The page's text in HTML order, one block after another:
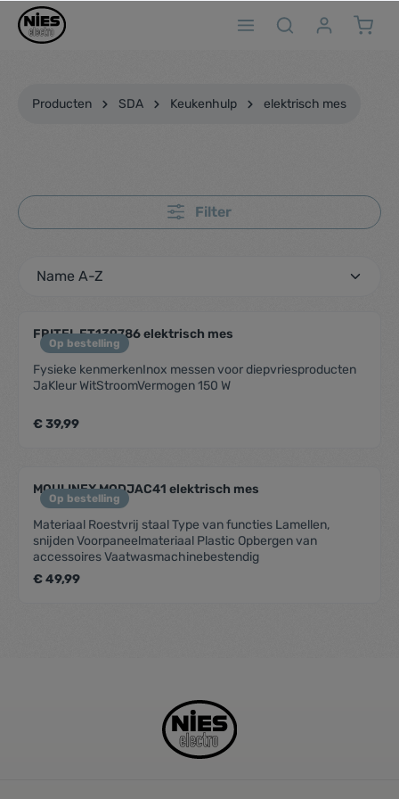
Producten SDA Keukenhulp elektrisch mes
Filter
Op bestelling
FRITEL FT139786 elektrisch mes
Fysieke kenmerkenInox messen voor diepvriesproducten
JaKleur WitStroomVermogen 150 W
€ 39,99
Op bestelling
MOULINEX MODJAC41 elektrisch mes
Materiaal Roestvrij staal Type van functies Lamellen,
snijden Voorpaneelmateriaal Plastic Opbergen van
accessoires Vaatwasmachinebestendig
€ 49,99